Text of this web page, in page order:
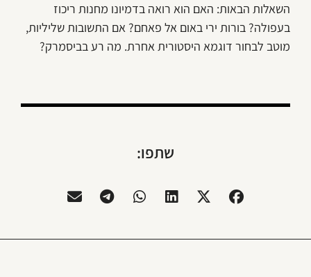
השאלות הבאות: האם הוא רואה בדמיונו מחנות ריכוז
בעפולה? בורות ירי באום אל פאחם? אם התשובות שליליות,
מוטב לבחור דוגמא היסטורית אחרת. מה רע בביסמרק?
שתפו: